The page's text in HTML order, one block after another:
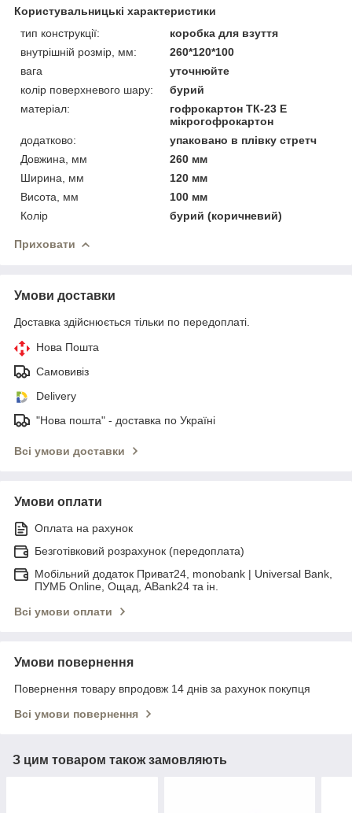
Користувальницькі характеристики
тип конструкції:
коробка для взуття
внутрішній розмір, мм:
260*120*100
вага
уточнюйте
колір поверхневого шару:
бурий
матеріал:
гофрокартон ТК-23 Е
мікрогофрокартон
додатково:
упаковано в плівку стретч
Довжина, мм
260 мм
Ширина, мм
120 мм
Висота, мм
100 мм
Колір
бурий (коричневий)
Приховати
Умови доставки
Доставка здійснюється тільки по передоплаті.
Нова Пошта
Самовивіз
Delivery
"Нова пошта" - доставка по Україні
Всі умови доставки
Умови оплати
Оплата на рахунок
Безготівковий розрахунок (передоплата)
Мобільний додаток Приват24, monobank | Universal Bank,
ПУМБ Online, Ощад, ABank24 та ін.
Всі умови оплати
Умови повернення
Повернення товару впродовж 14 днів за рахунок покупця
Всі умови повернення
З цим товаром також замовляють